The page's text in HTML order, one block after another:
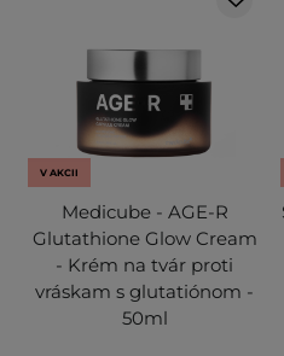
V AKCII
Medicube - AGE-R
Glutathione Glow Cream
- Krém na tvár proti
vráskam s glutatiónom -
50ml